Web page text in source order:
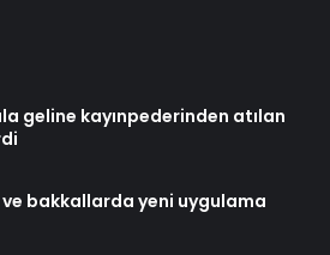
geline kayınpederinden atılan
bakkallarda yeni uygulama